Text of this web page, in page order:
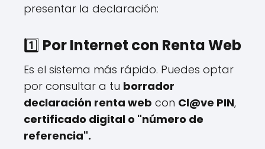
presentar la declaración:
1️⃣ Por Internet con Renta Web
Es el sistema más rápido. Puedes optar
por consultar a tu borrador
declaración renta web con Cl@ve PIN,
certificado digital o "número de
referencia".